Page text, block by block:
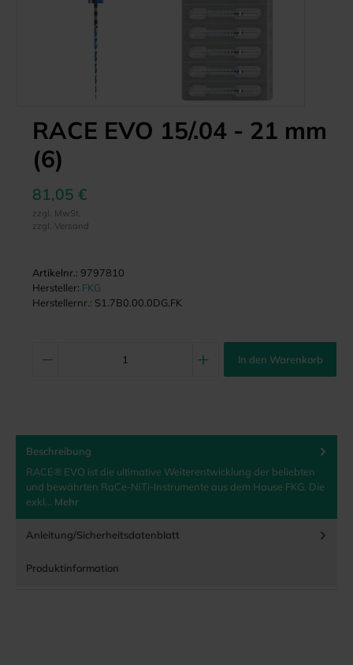
RACE EVO 15/.04 - 21 mm
(6)
81,05 €
zzgl. MwSt.
zzgl. Versand
Artikelnr.: 9797810
Hersteller: FKG
Herstellernr.: S1.7B0.00.0DG.FK
In den Warenkorb
Beschreibung
RACE® EVO ist die ultimative Weiterentwicklung der beliebten
und bewährten RaCe-NiTi-Instrumente aus dem Hause FKG. Die
exkl… Mehr
Anleitung/Sicherheitsdatenblatt
Produktinformation